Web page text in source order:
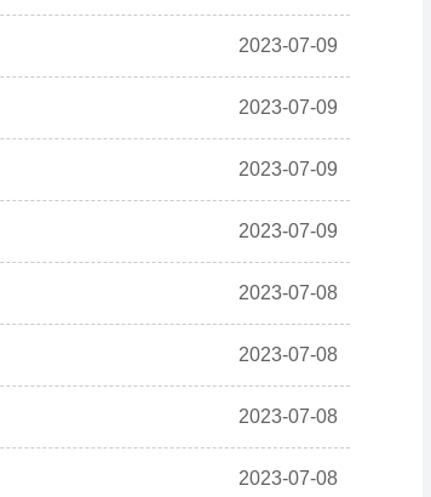
2023-07-09
2023-07-09
2023-07-09
2023-07-09
2023-07-08
2023-07-08
2023-07-08
2023-07-08